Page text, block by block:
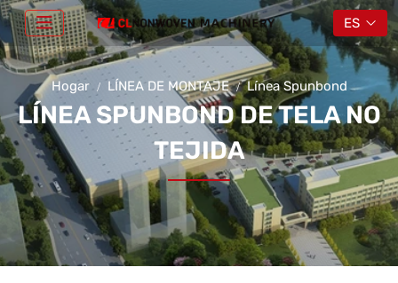
ES
Hogar LÍNEA DE MONTAJE Línea Spunbond
LÍNEA SPUNBOND DE TELA NO
TEJIDA